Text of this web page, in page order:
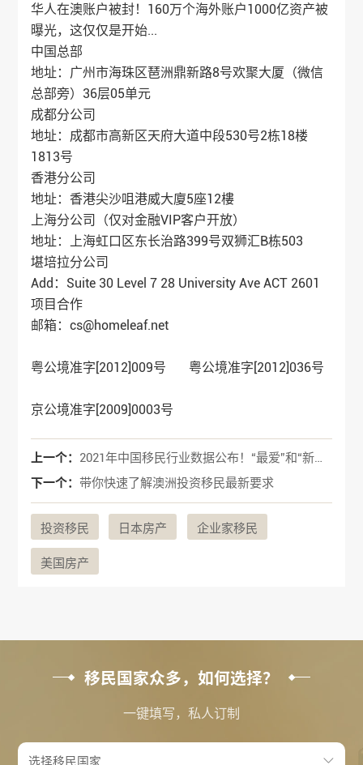
华人在澳账户被封！160万个海外账户1000亿资产被
曝光，这仅仅是开始...
中国总部
地址：广州市海珠区琶洲鼎新路8号欢聚大厦（微信
总部旁）36层05单元
成都分公司
地址：成都市高新区天府大道中段530号2栋18楼
1813号
香港分公司
地址：香港尖沙咀港威大廈5座12樓
上海分公司（仅对金融VIP客户开放）
地址：上海虹口区东长治路399号双狮汇B栋503
堪培拉分公司
Add：Suite 30 Level 7 28 University Ave ACT 2601
项目合作
邮箱：cs@homeleaf.net
粤公境准字[2012]009号 粤公境准字[2012]036号
京公境准字[2009]0003号
上一个：
2021年中国移民行业数据公布！“最爱”和“新宠”花落谁家？
下一个： 带你快速了解澳洲投资移民最新要求
投资移民 日本房产 企业家移民
美国房产
移民国家众多，如何选择？
一键填写，私人订制